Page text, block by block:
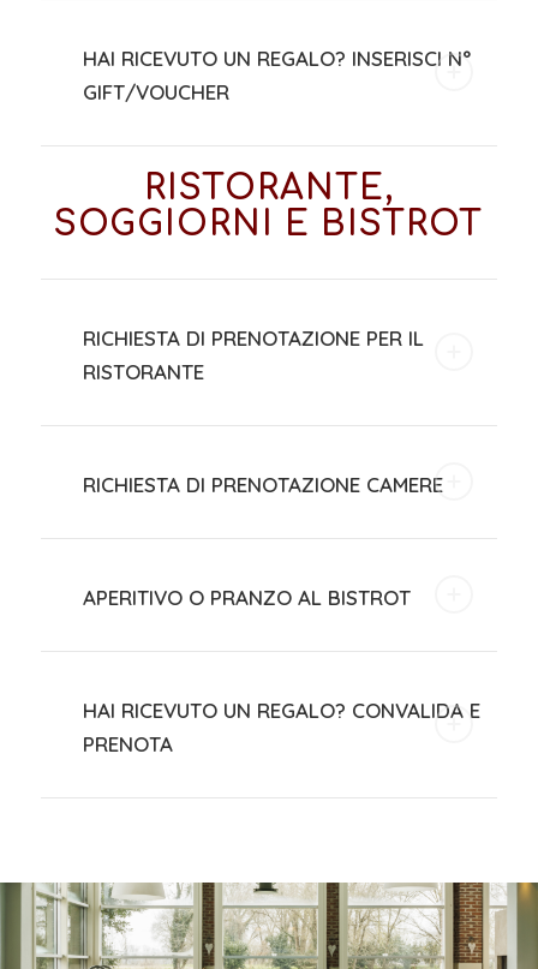
HAI RICEVUTO UN REGALO? INSERISCI N°
GIFT/VOUCHER
RISTORANTE,
SOGGIORNI E BISTROT
RICHIESTA DI PRENOTAZIONE PER IL
RISTORANTE
RICHIESTA DI PRENOTAZIONE CAMERE
APERITIVO O PRANZO AL BISTROT
HAI RICEVUTO UN REGALO? CONVALIDA E
PRENOTA